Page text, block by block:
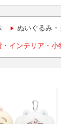
ぬいぐるみ
・インテリア・小